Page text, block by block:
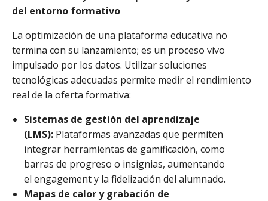
del entorno formativo
La optimización de una plataforma educativa no
termina con su lanzamiento; es un proceso vivo
impulsado por los datos. Utilizar soluciones
tecnológicas adecuadas permite medir el rendimiento
real de la oferta formativa:
Sistemas de gestión del aprendizaje
(LMS): Plataformas avanzadas que permiten
integrar herramientas de gamificación, como
barras de progreso o insignias, aumentando
el engagement y la fidelización del alumnado.
Mapas de calor y grabación de